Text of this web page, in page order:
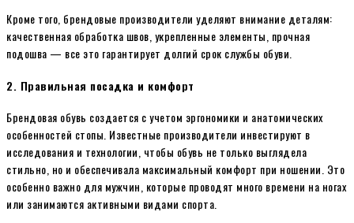
Кроме того, брендовые производители уделяют внимание деталям:
качественная обработка швов, укрепленные элементы, прочная
подошва — все это гарантирует долгий срок службы обуви.
2. Правильная посадка и комфорт
Брендовая обувь создается с учетом эргономики и анатомических
особенностей стопы. Известные производители инвестируют в
исследования и технологии, чтобы обувь не только выглядела
стильно, но и обеспечивала максимальный комфорт при ношении. Это
особенно важно для мужчин, которые проводят много времени на ногах
или занимаются активными видами спорта.